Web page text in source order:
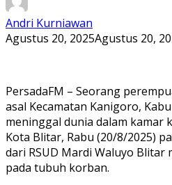
Andri Kurniawan
Agustus 20, 2025Agustus 20,
PersadaFM – Seorang
asal Kecamatan Kanigoro,
meninggal dunia dalam kamar
Kota Blitar, Rabu (20/8/2025)
dari RSUD Mardi Waluyo Blitar
pada tubuh korban.